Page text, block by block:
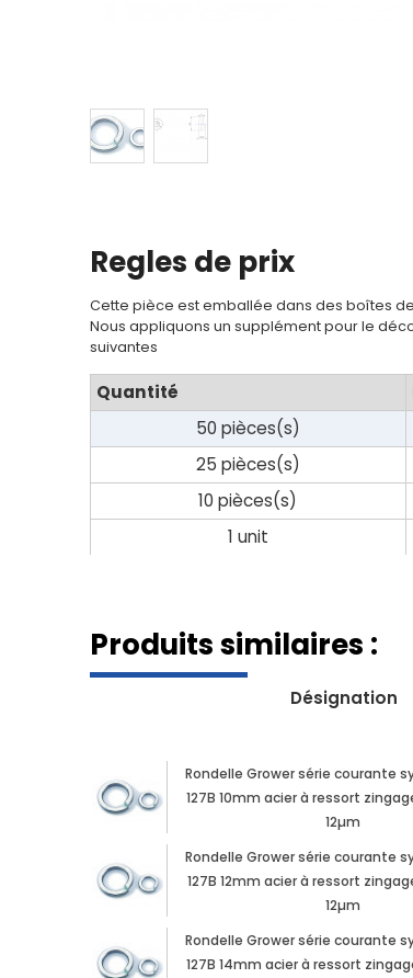
Regles de prix
Cette pièce est emballée dans des boîtes
Nous appliquons un supplément pour le
suivantes
Quantité
50 pièces(s)
25 pièces(s)
10 pièces(s)
1 unit
Produits similaires :
Désignation
Rondelle Grower série courante
127B 10mm acier à ressort
12µm
Rondelle Grower série courante
127B 12mm acier à ressort
12µm
Rondelle Grower série courante
127B 14mm acier à ressort